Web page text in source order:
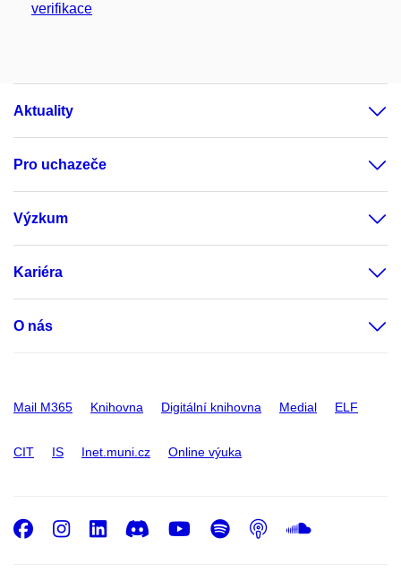
verifikace
Aktuality
Pro uchazeče
Výzkum
Kariéra
O nás
Mail M365 Knihovna Digitální knihovna Medial ELF
CIT IS Inet.muni.cz Online výuka
Facebook
Instagram
LinkedIn
DiscordYoutube
Spotify
Podcast